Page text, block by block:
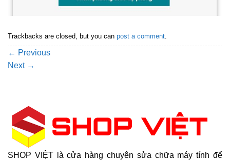
Trackbacks are closed, but you can post a comment
← Previous
Next →
SHOP VIỆT là cửa hàng chuyên sửa chữa máy tính để